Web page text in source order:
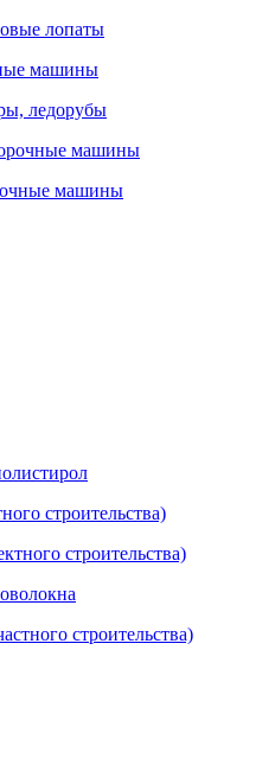
лопаты
машины
ледорубы
машины
машины
строительства)
строительства)
строительства)